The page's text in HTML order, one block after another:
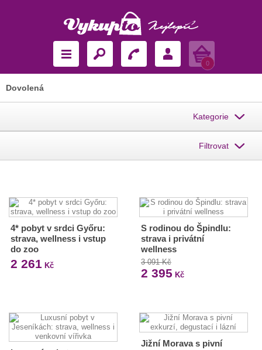
Košík
0
Dovolená
Kategorie
Filtrovat
4* pobyt v srdci Győru:
strava, wellness i vstup
do zoo
2 261 Kč
S rodinou do Špindlu:
strava i privátní
wellness
3 091 Kč
2 395 Kč
Jižní Morava s pivní